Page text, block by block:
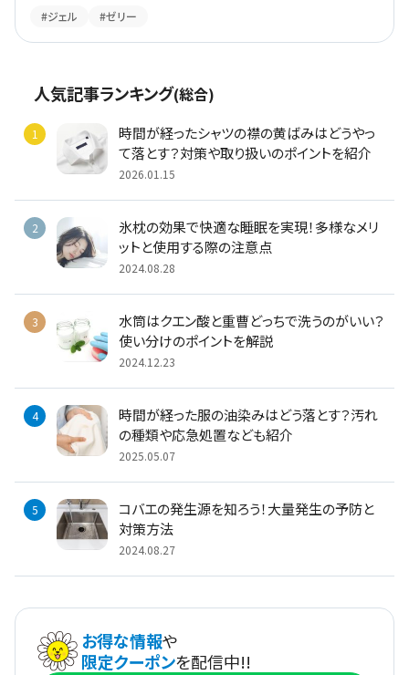
#ジェル #ゼリー
人気記事ランキング(総合)
時間が経ったシャツの襟の黄ばみはどうやっ
て落とす？対策や取り扱いのポイントを紹介
2026.01.15
氷枕の効果で快適な睡眠を実現！多様なメリ
ットと使用する際の注意点
2024.08.28
水筒はクエン酸と重曹どっちで洗うのがいい？
使い分けのポイントを解説
2024.12.23
時間が経った服の油染みはどう落とす？汚れ
の種類や応急処置なども紹介
2025.05.07
コバエの発生源を知ろう！大量発生の予防と
対策方法
2024.08.27
お得な情報や
限定クーポンを配信中!!